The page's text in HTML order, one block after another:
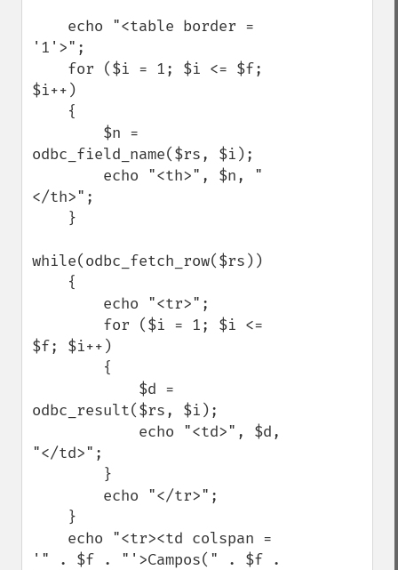
'1'>";
$i++)
odbc_field_name($rs, $i);
</th>";
while(odbc_fetch_row($rs))
$f; $i++)
odbc_result($rs, $i);
"</td>";
'" . $f . "'>Campos(" . $f .